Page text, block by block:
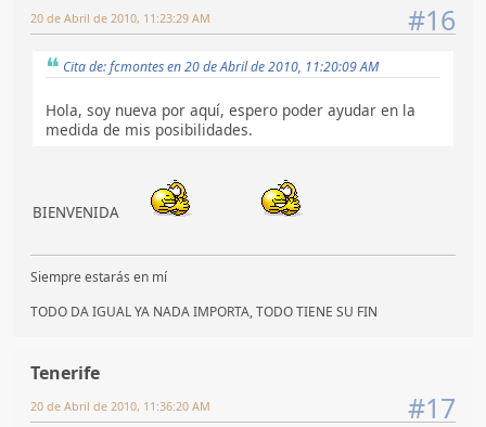
#16
20 de Abril de 2010, 11:23:29 AM
Cita de: fcmontes en 20 de Abril de 2010, 11:20:09 AM
Hola, soy nueva por aquí, espero poder ayudar en la
medida de mis posibilidades.
BIENVENIDA
Siempre estarás en mí
TODO DA IGUAL YA NADA IMPORTA, TODO TIENE SU FIN
Tenerife
#17
20 de Abril de 2010, 11:36:20 AM